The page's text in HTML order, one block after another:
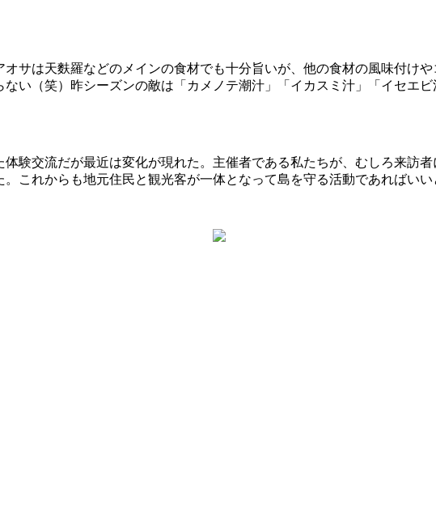
サは天麩羅などのメインの食材でも十分旨いが、他の食材の風味付け
い（笑）昨シーズンの敵は「カメノテ潮汁」「イカスミ汁」「イセエ
体験交流だが最近は変化が現れた。主催者である私たちが、むしろ来訪
これからも地元住民と観光客が一体となって島を守る活動であればいい